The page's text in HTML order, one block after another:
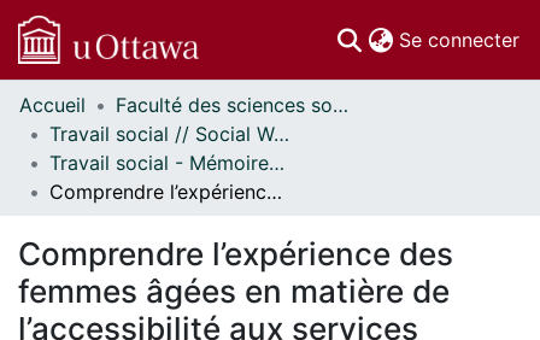
Se connecter
Communautés
et collections
Parcourir
Statistiques
À propos
Accueil
Faculté des sciences sociales // Faculty of Social Sciences
Travail social // Social Work
Travail social - Mémoires // Social Work - Research Papers
Comprendre l’expérience des femmes âgées en matière de l’accessibilité aux services sociaux et de santé en contexte francophone minoritaire
Comprendre l’expérience des
femmes âgées en matière de
l’accessibilité aux services